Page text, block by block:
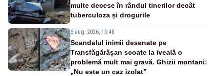
multe decese în rândul tinerilor decât
tuberculoza și drogurile
6 aug. 2026, 13:48
Scandalul inimii desenate pe
Transfăgărășan scoate la iveală o
problemă mult mai gravă. Ghizii montani:
„Nu este un caz izolat”